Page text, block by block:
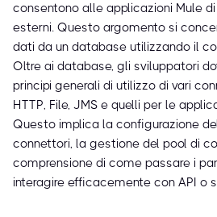
consentono alle applicazioni Mule
esterni. Questo argomento si
dati da un database utilizzando il
Oltre ai database, gli sviluppatori
principi generali di utilizzo di vari
HTTP, File, JMS e quelli per le
Questo implica la configurazione
connettori, la gestione del pool di
comprensione di come passare i
interagire efficacemente con API o